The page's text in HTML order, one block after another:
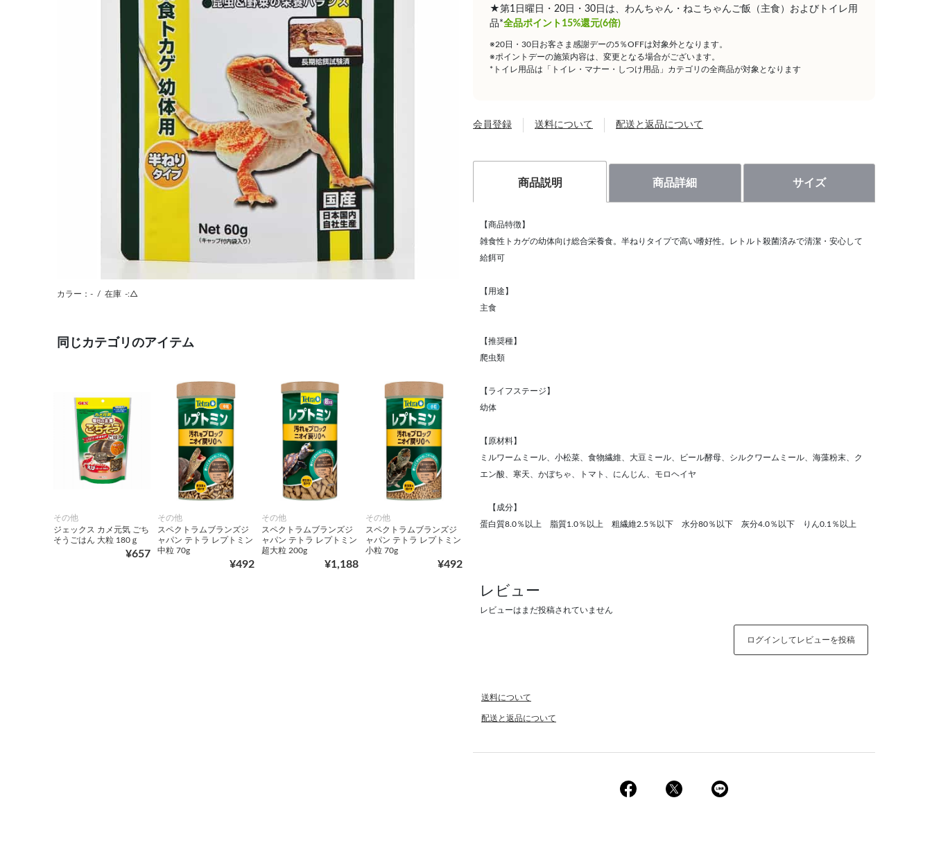
カラー：- / 在庫 -:△
同じカテゴリのアイテム
その他
ジェックス カメ元気 ごち
そうごはん 大粒 180ｇ
¥657
その他
スペクトラムブランズジ
ャパン テトラ レプトミン
中粒 70g
¥492
その他
スペクトラムブランズジ
ャパン テトラ レプトミン
超大粒 200g
¥1,188
その他
スペクトラムブランズジ
ャパン テトラ レプトミン
小粒 70g
¥492
★第1日曜日・20日・30日は、わんちゃん・ねこちゃんご飯（主食）およびトイレ用
品*全品ポイント15%還元(6倍)
※20日・30日お客さま感謝デーの5％OFFは対象外となります。
※ポイントデーの施策内容は、変更となる場合がございます。
*トイレ用品は「トイレ・マナー・しつけ用品」カテゴリの全商品が対象となります
会員登録 送料について 配送と返品について
商品説明 商品詳細 サイズ
【商品特徴】
雑食性トカゲの幼体向け総合栄養食。半ねりタイプで高い嗜好性。レトルト殺菌済みで清潔・安心して
給餌可
【用途】
主食
【推奨種】
爬虫類
【ライフステージ】
幼体
【原材料】
ミルワームミール、小松菜、食物繊維、大豆ミール、ビール酵母、シルクワームミール、海藻粉末、ク
エン酸、寒天、かぼちゃ、トマト、にんじん、モロヘイヤ
【成分】
蛋白質8.0％以上 脂質1.0％以上 粗繊維2.5％以下 水分80％以下 灰分4.0％以下 りん0.1％以上
レビュー
レビューはまだ投稿されていません
ログインしてレビューを投稿
送料について
配送と返品について